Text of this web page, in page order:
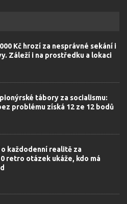
Kč hrozí za nesprávné sekání i
Záleží i na prostředku a lokaci
tábory za socialismu:
problému získá 12 ze 12 bodů
každodenní realitě za
retro otázek ukáže, kdo má